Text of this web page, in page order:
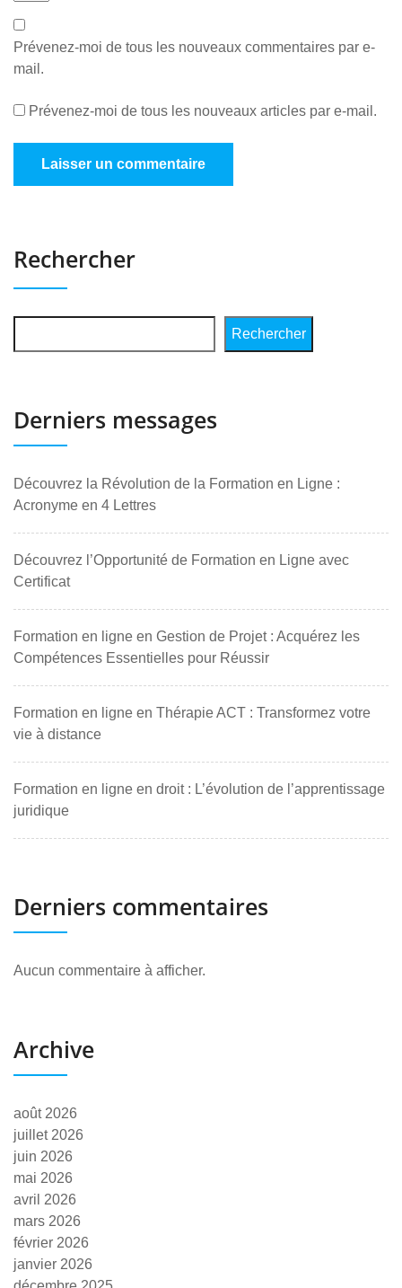
Prévenez-moi de tous les nouveaux commentaires par e-
mail.
Prévenez-moi de tous les nouveaux articles par e-mail.
Rechercher
Rechercher
Derniers messages
Découvrez la Révolution de la Formation en Ligne :
Acronyme en 4 Lettres
Découvrez l’Opportunité de Formation en Ligne avec
Certificat
Formation en ligne en Gestion de Projet : Acquérez les
Compétences Essentielles pour Réussir
Formation en ligne en Thérapie ACT : Transformez votre
vie à distance
Formation en ligne en droit : L’évolution de l’apprentissage
juridique
Derniers commentaires
Aucun commentaire à afficher.
Archive
août 2026
juillet 2026
juin 2026
mai 2026
avril 2026
mars 2026
février 2026
janvier 2026